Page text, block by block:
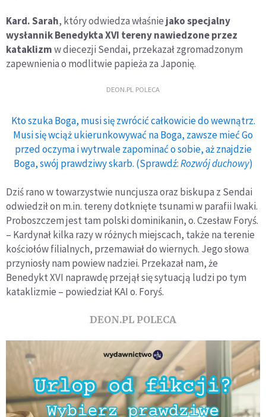
Kard. Sarah, który odwiedza właśnie jako specjalny
wysłannik Benedykta XVI tereny nawiedzone przez
kataklizmw diecezji Sendai, przekazał zgromadzonym
zapewnienia o modlitwie papieża za Japonię.
DEON.PL POLECA
Kto szuka Boga, musi się zwrócić całkowicie do wewnątrz.
Musi się wciąż ukierunkowywać na Boga, zawsze mieć Go
przed oczyma i wytrwale zapominać o sobie, aż znajdzie
Boga, swój prawdziwy skarb. (Sprawdź:Rozwój duchowy)
Dziś rano w towarzystwie nuncjusza oraz biskupa z Sendai
odwiedził on m.in. tereny dotknięte tsunami w parafii Iwaki.
Proboszczem jest tam polski dominikanin, o. Czesław Foryś.
– Kardynał kilka razy w różnych miejscach, także na terenie
kościołów filialnych, przemawiał do wiernych. Jego słowa
przyniosły nam powiew nadziei. Przekazał nam, że
Benedykt XVI naprawdę przejął się sytuacją ludzi po tym
kataklizmie – powiedział KAI o. Foryś.
DEON.PL POLECA